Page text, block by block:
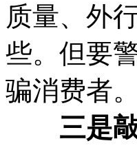
质量、外
些。但要
骗消费者。
三是